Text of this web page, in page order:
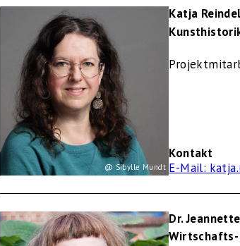
@ Sibylle Mundt
Katja Reindel
Kontakt
E-Mail:
Dr.